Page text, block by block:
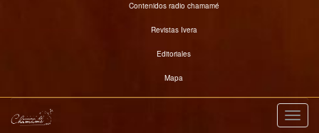
Contenidos radio chamamé
Revistas Ivera
Editoriales
Mapa